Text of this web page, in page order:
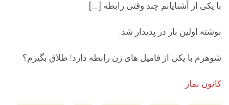
با یکی از آشنایانم چند وقتی رابطه […]
نوشته اولین بار در پدیدار شد.
شوهرم با یکی از فامیل های زن رابطه دارد! طلاق بگیرم؟
کانون نماز